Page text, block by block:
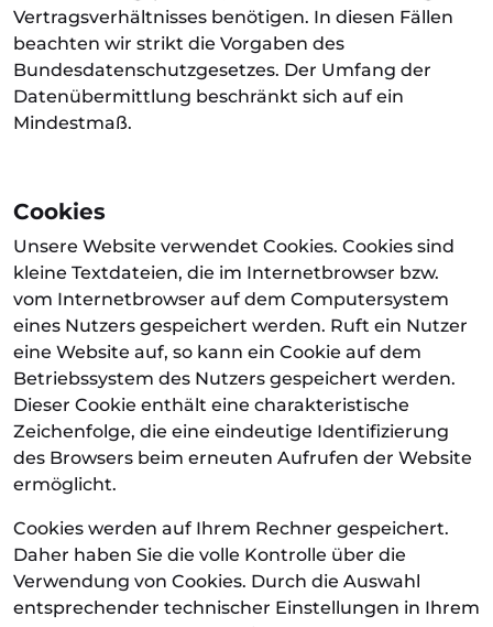
Vertragsverhältnisses benötigen. In diesen Fällen
beachten wir strikt die Vorgaben des
Bundesdatenschutzgesetzes. Der Umfang der
Datenübermittlung beschränkt sich auf ein
Mindestmaß.
Cookies
Unsere Website verwendet Cookies. Cookies sind
kleine Textdateien, die im Internetbrowser bzw.
vom Internetbrowser auf dem Computersystem
eines Nutzers gespeichert werden. Ruft ein Nutzer
eine Website auf, so kann ein Cookie auf dem
Betriebssystem des Nutzers gespeichert werden.
Dieser Cookie enthält eine charakteristische
Zeichenfolge, die eine eindeutige Identifizierung
des Browsers beim erneuten Aufrufen der Website
ermöglicht.
Cookies werden auf Ihrem Rechner gespeichert.
Daher haben Sie die volle Kontrolle über die
Verwendung von Cookies. Durch die Auswahl
entsprechender technischer Einstellungen in Ihrem